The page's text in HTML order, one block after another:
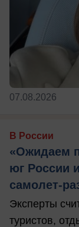
07.08.2026
В России
«Ожидаем
юг России
самолет-
Эксперты
туристов,